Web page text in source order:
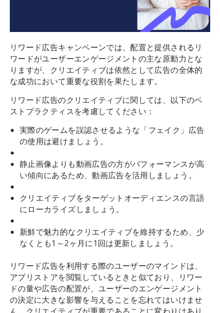
リワード広告キャンペーンでは、配置と提供されるリ
ワードがユーザーエンゲージメントの主な原動力とな
りますが、クリエイティブは依然として広告の全体的
な成功において重要な役割を果たします。
リワード広告のクリエイティブに関しては、以下のベ
ストプラクティスを考慮してください：
実際のゲームを誤認させるような「フェイク」広告
の使用は避けましょう。
静止画像よりも動画広告の方がパフォーマンスが高
い傾向にあるため、動画広告を活用しましょう。
クリエイティブをターゲットオーディエンスの言語
にローカライズしましょう。
新鮮で魅力的なクリエイティブを維持するため、少
なくとも1～2ヶ月に1回は更新しましょう。
リワード広告を利用する際のユーザーのマインドは、
アプリストアを閲覧しているときと似ており、リワー
ドの量や広告の配置が、ユーザーのエンゲージメント
の決定に大きな影響を与えることを忘れてはいけませ